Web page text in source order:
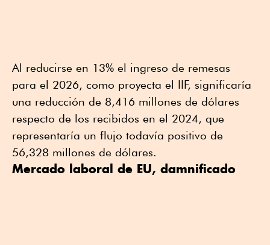
Al reducirse en 13% el ingreso de remesas
para el 2026, como proyecta el IIF, significaría
una reducción de 8,416 millones de dólares
respecto de los recibidos en el 2024, que
representaría un flujo todavía positivo de
56,328 millones de dólares.
Mercado laboral de EU, damnificado